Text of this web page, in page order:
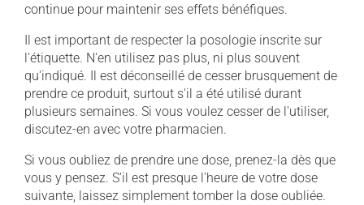
continue pour maintenir ses effets bénéfiques.
Il est important de respecter la posologie inscrite sur
l'étiquette. N'en utilisez pas plus, ni plus souvent
qu'indiqué. Il est déconseillé de cesser brusquement de
prendre ce produit, surtout s'il a été utilisé durant
plusieurs semaines. Si vous voulez cesser de l'utiliser,
discutez-en avec votre pharmacien.
Si vous oubliez de prendre une dose, prenez-la dès que
vous y pensez. S'il est presque l'heure de votre dose
suivante, laissez simplement tomber la dose oubliée.